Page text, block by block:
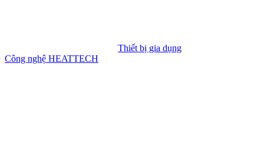
Thiết bị gia dụng
Công nghệ HEATTECH